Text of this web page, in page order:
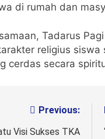
di rumah dan
Tadarus
religius
cerdas secara
Previous:
Visi Sukses TKA